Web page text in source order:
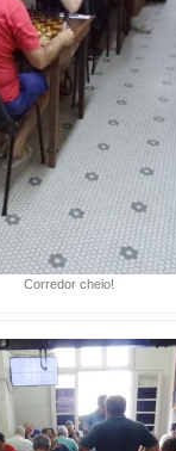
Corredor cheio!